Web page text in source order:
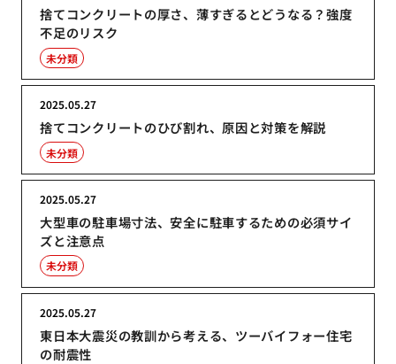
捨てコンクリートの厚さ、薄すぎるとどうなる？強度
不足のリスク
未分類
捨てコンクリートのひび割れ、原因と対策を解説
2025.05.27
未分類
大型車の駐車場寸法、安全に駐車するための必須サイ
ズと注意点
2025.05.27
未分類
東日本大震災の教訓から考える、ツーバイフォー住宅
の耐震性
2025.05.27